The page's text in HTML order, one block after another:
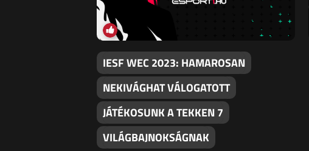
IESF WEC 2023: HAMAROSAN
NEKIVÁGHAT VÁLOGATOTT
JÁTÉKOSUNK A TEKKEN 7
VILÁGBAJNOKSÁGNAK